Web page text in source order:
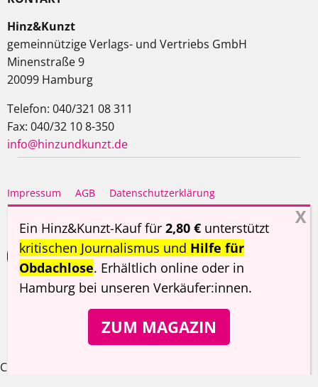
Hinz&Kunzt
gemeinnützige Verlags- und Vertriebs GmbH
Minenstraße 9
20099 Hamburg
Telefon: 040/321 08 311
Fax: 040/32 10 8-350
info@hinzundkunzt.de
Impressum AGB
Datenschutzerklärung
Ein Hinz&Kunzt-Kauf für2,80 € unterstützt
kritischen Journalismus und Hilfe für
Obdachlose. Erhältlich online oder in
Hamburg bei unseren Verkäufer:innen.
ZUM MAGAZIN
Cookie Consent Banner von Real Cookie Banner